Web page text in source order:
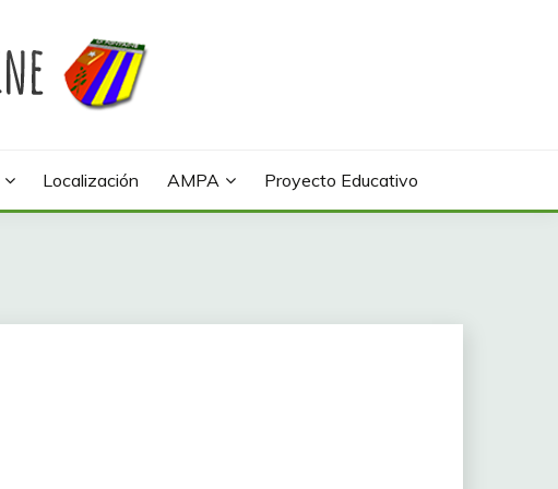
Localización AMPA Proyecto Educativo